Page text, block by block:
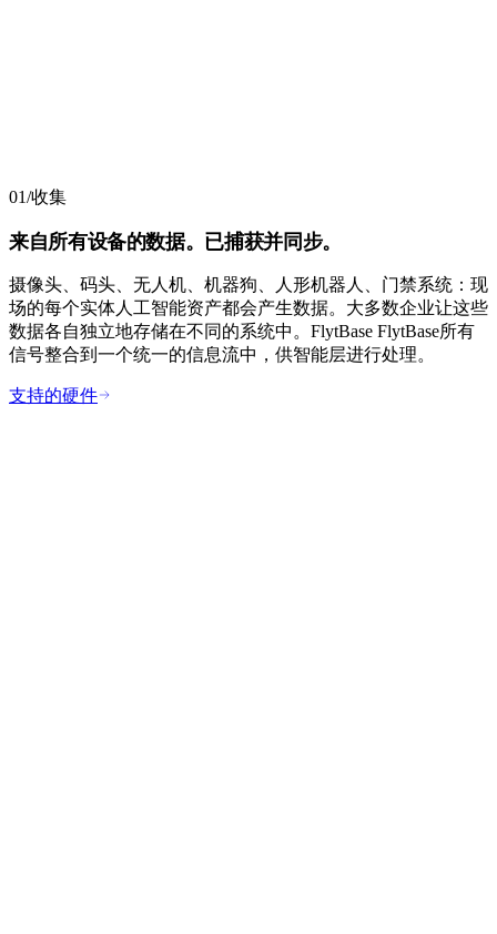
01/收集
来自所有设备的数据。已捕获并同步。
摄像头、码头、无人机、机器狗、人形机器人、门禁系统：现
场的每个实体人工智能资产都会产生数据。大多数企业让这些
数据各自独立地存储在不同的系统中。FlytBase FlytBase所有
信号整合到一个统一的信息流中，供智能层进行处理。
支持的硬件